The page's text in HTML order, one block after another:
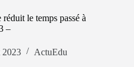
le temps passé à
–
2023 ActuEdu